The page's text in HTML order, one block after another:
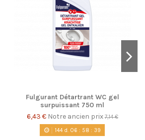
Fulgurant Détartrant WC gel
surpuissant 750 ml
6,43 € Notre ancien prix7,14 €
144d. 06 : 58 : 38